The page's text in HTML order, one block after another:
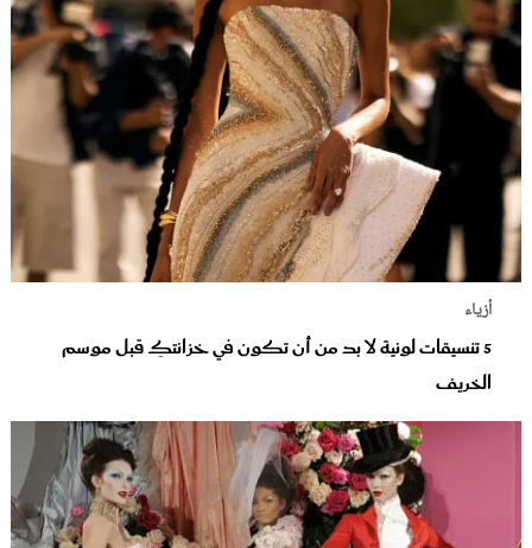
أزياء
5 تنسيقات لونية لا بد من أن تكون في خزانتكِ قبل موسم
الخريف